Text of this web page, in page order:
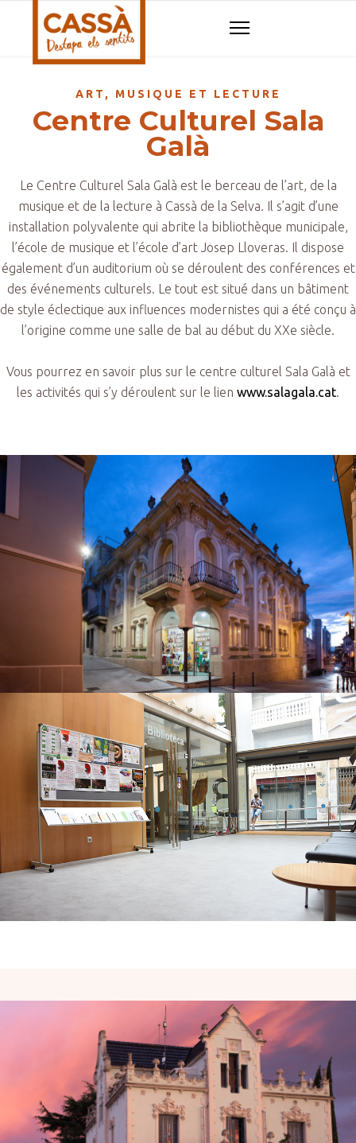
ART, MUSIQUE ET LECTURE
Centre Culturel Sala
Galà
Le Centre Culturel Sala Galà est le berceau de l’art, de la
musique et de la lecture à Cassà de la Selva. Il s’agit d’une
installation polyvalente qui abrite la bibliothèque municipale,
l’école de musique et l’école d’art Josep Lloveras. Il dispose
également d’un auditorium où se déroulent des conférences et
des événements culturels. Le tout est situé dans un bâtiment
de style éclectique aux influences modernistes qui a été conçu à
l’origine comme une salle de bal au début du XXe siècle.
Vous pourrez en savoir plus sur le centre culturel Sala Galà et
les activités qui s’y déroulent sur le lien www.salagala.cat.